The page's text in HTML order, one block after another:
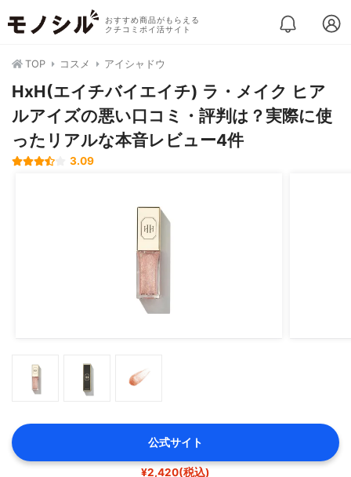
おすすめ商品がもらえる
クチコミポイ活サイト
TOP コスメ アイシャドウ
HxH(エイチバイエイチ) ラ・メイク ヒア
ルアイズの悪い口コミ・評判は？実際に使
ったリアルな本音レビュー4件
3.09
公式サイト
¥2,420(税込)